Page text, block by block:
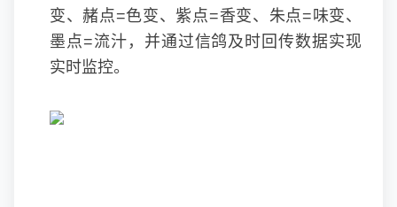
变、赭点=色变、紫点=香变、朱点=味变、
墨点=流汁，并通过信鸽及时回传数据实现
实时监控。